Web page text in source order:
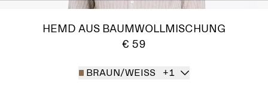
HEMD AUS BAUMWOLLMISCHUNG
€ 59
BRAUN/WEISS +1